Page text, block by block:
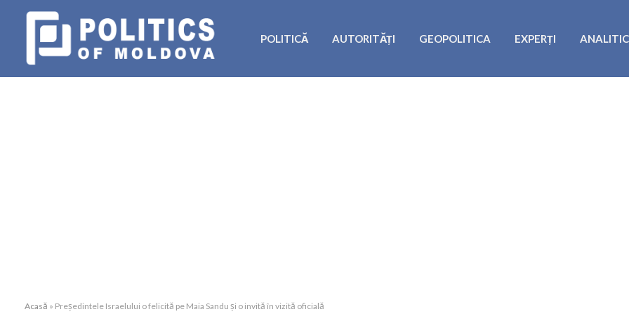
POLITICĂ AUTORITĂȚI GEOPOLITICA EXPERȚI
Acasă » Președintele Israelului o felicită pe Maia Sandu și o invită în vizită oficială